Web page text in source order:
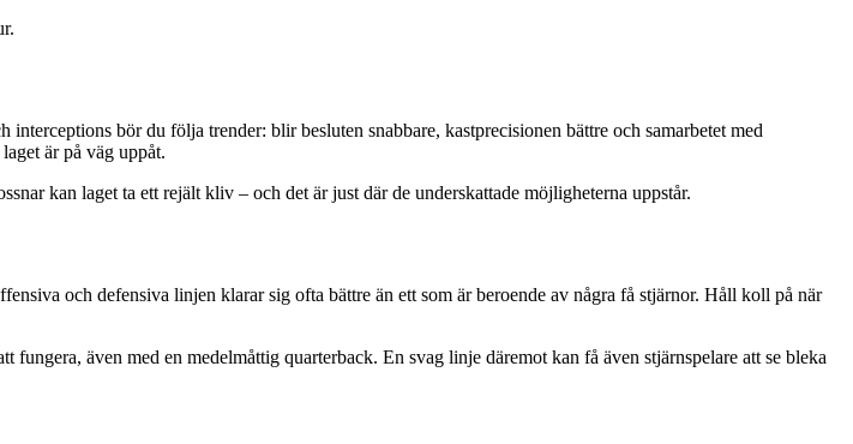
bör du följa trender: blir besluten snabbare, kastprecisionen bättre och samarbetet med
är på väg uppåt.
kan laget ta ett rejält kliv – och det är just där de underskattade möjligheterna uppstår.
och defensiva linjen klarar sig ofta bättre än ett som är beroende av några få stjärnor. Håll koll på när
även med en medelmåttig quarterback. En svag linje däremot kan få även stjärnspelare att se bleka